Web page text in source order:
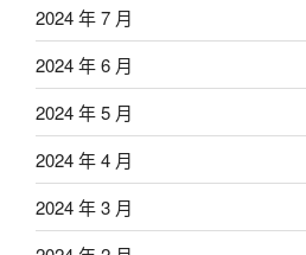
2024 年 7 月
2024 年 6 月
2024 年 5 月
2024 年 4 月
2024 年 3 月